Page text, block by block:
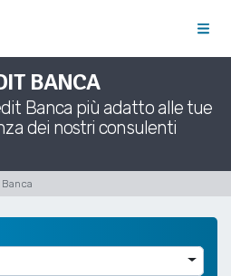
BANCA
Banca più adatto alle tue
dei nostri consulenti